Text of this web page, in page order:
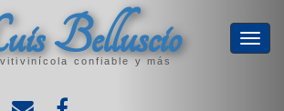
Belluscio
confiable y más